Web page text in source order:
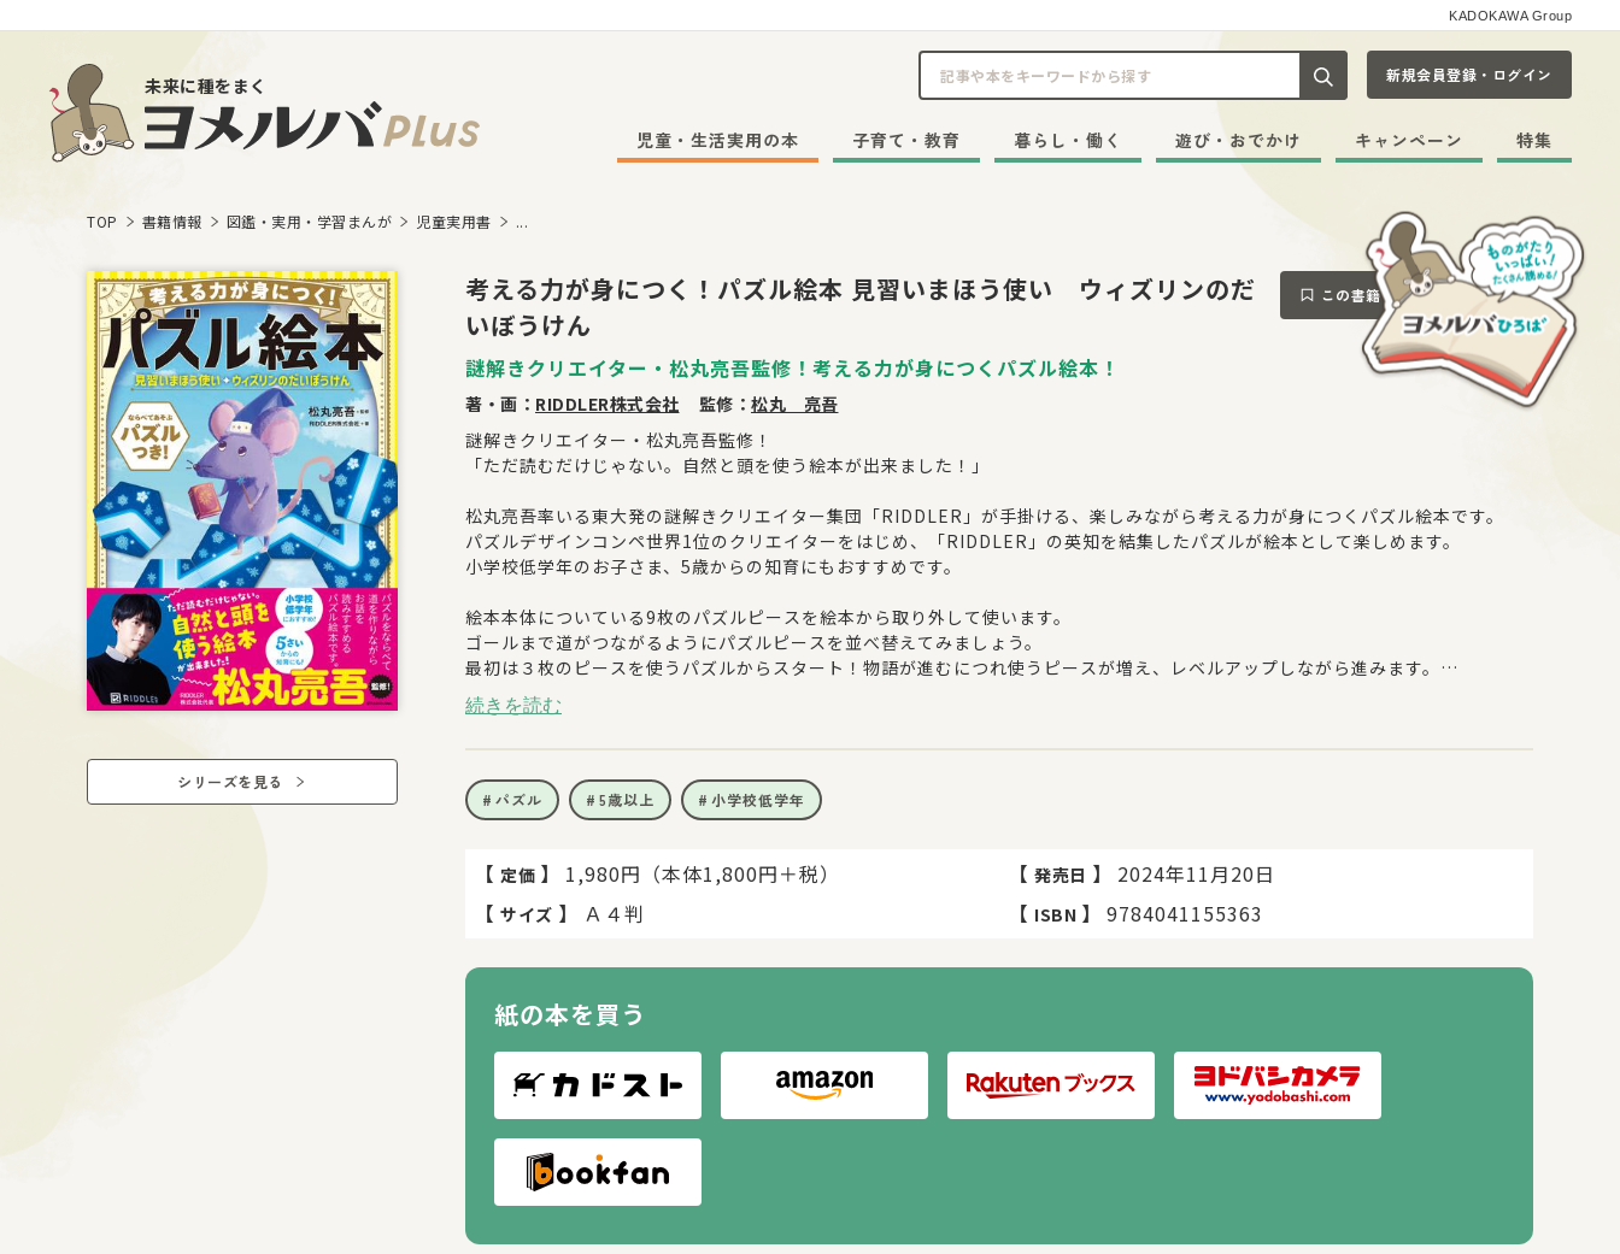
KADOKAWA Group
未来に種をまく 記事や本をキーワードから探す
新規会員登録・ログイン
児童・生活実用の本 子育て・教育 暮らし・働く 遊び・おでかけ キャンペーン 特集
TOP 書籍情報 図鑑・実用・学習まんが 児童実用書 ...
シリーズを見る
考える力が身につく！パズル絵本 見習いまほう使い ウィズリンのだ
いぼうけん
この書籍をブックマークする
謎解きクリエイター・松丸亮吾監修！考える力が身につくパズル絵本！
著・画： RIDDLER株式会社 監修： 松丸 亮吾
謎解きクリエイター・松丸亮吾監修！
「ただ読むだけじゃない。自然と頭を使う絵本が出来ました！」
松丸亮吾率いる東大発の謎解きクリエイター集団「RIDDLER」が手掛ける、楽しみながら考える力が身につくパズル絵本です。
パズルデザインコンペ世界1位のクリエイターをはじめ、「RIDDLER」の英知を結集したパズルが絵本として楽しめます。
小学校低学年のお子さま、5歳からの知育にもおすすめです。
絵本本体についている9枚のパズルピースを絵本から取り外して使います。
ゴールまで道がつながるようにパズルピースを並べ替えてみましょう。
最初は３枚のピースを使うパズルからスタート！物語が進むにつれ使うピースが増え、レベルアップしながら進みます。
お子さまに楽しみながら取り組んでいただけるよう、パズルを解きながら物語が進むストーリー仕立てとなっています。
ウィズリンといっしょに、わるい王様に立ち向かえ！
ところが、あたらしくやってきた王さまが「だれにも会えないのろい」をかけてしまい、ふたりははなればなれに。
「このままひとりぼっちはいやだよ」
まほうのパズルをつないで、ウィズリンを助けよう！
＊絵本・パズル問題はRIDDLER株式会社ポップアップストア、オンラインショップにて販売しておりました『ウィズリンの大冒
続きを読む
パズル 5歳以上 小学校低学年
【 定価 】 1,980円（本体1,800円＋税） 【 発売日 】
2024年11月20日
【 サイズ 】 Ａ４判 【 ISBN 】 9784041155363
紙の本を買う